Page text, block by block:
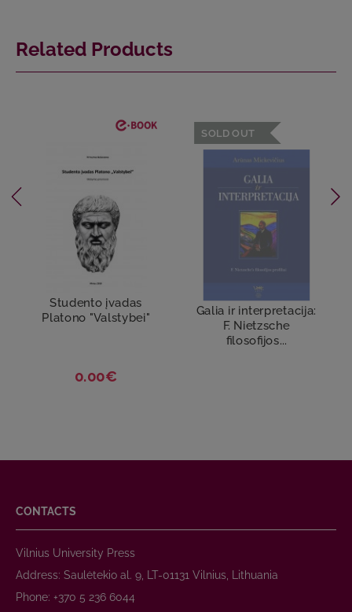
Related Products
Studento įvadas
Platono "Valstybei"
0.00€
SOLD OUT
Galia ir interpretacija:
F. Nietzsche
filosofijos...
CONTACTS
Vilnius University Press
Address: Saulėtekio al. 9, LT-01131 Vilnius, Lithuania
Phone: +370 5 236 6044